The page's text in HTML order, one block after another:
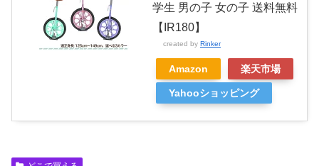
学生 男の子 女の子 送料無料
【IR180】
created by Rinker
Amazon 楽天市場
Yahooショッピング